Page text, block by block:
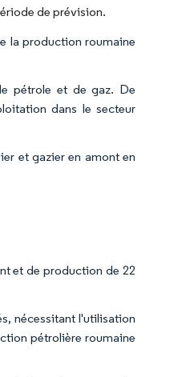
de prévision.
la production roumaine
pétrole et de gaz. De
dans le secteur
et gazier en amont en
et de production de 22
nécessitant l'utilisation
pétrolière roumaine